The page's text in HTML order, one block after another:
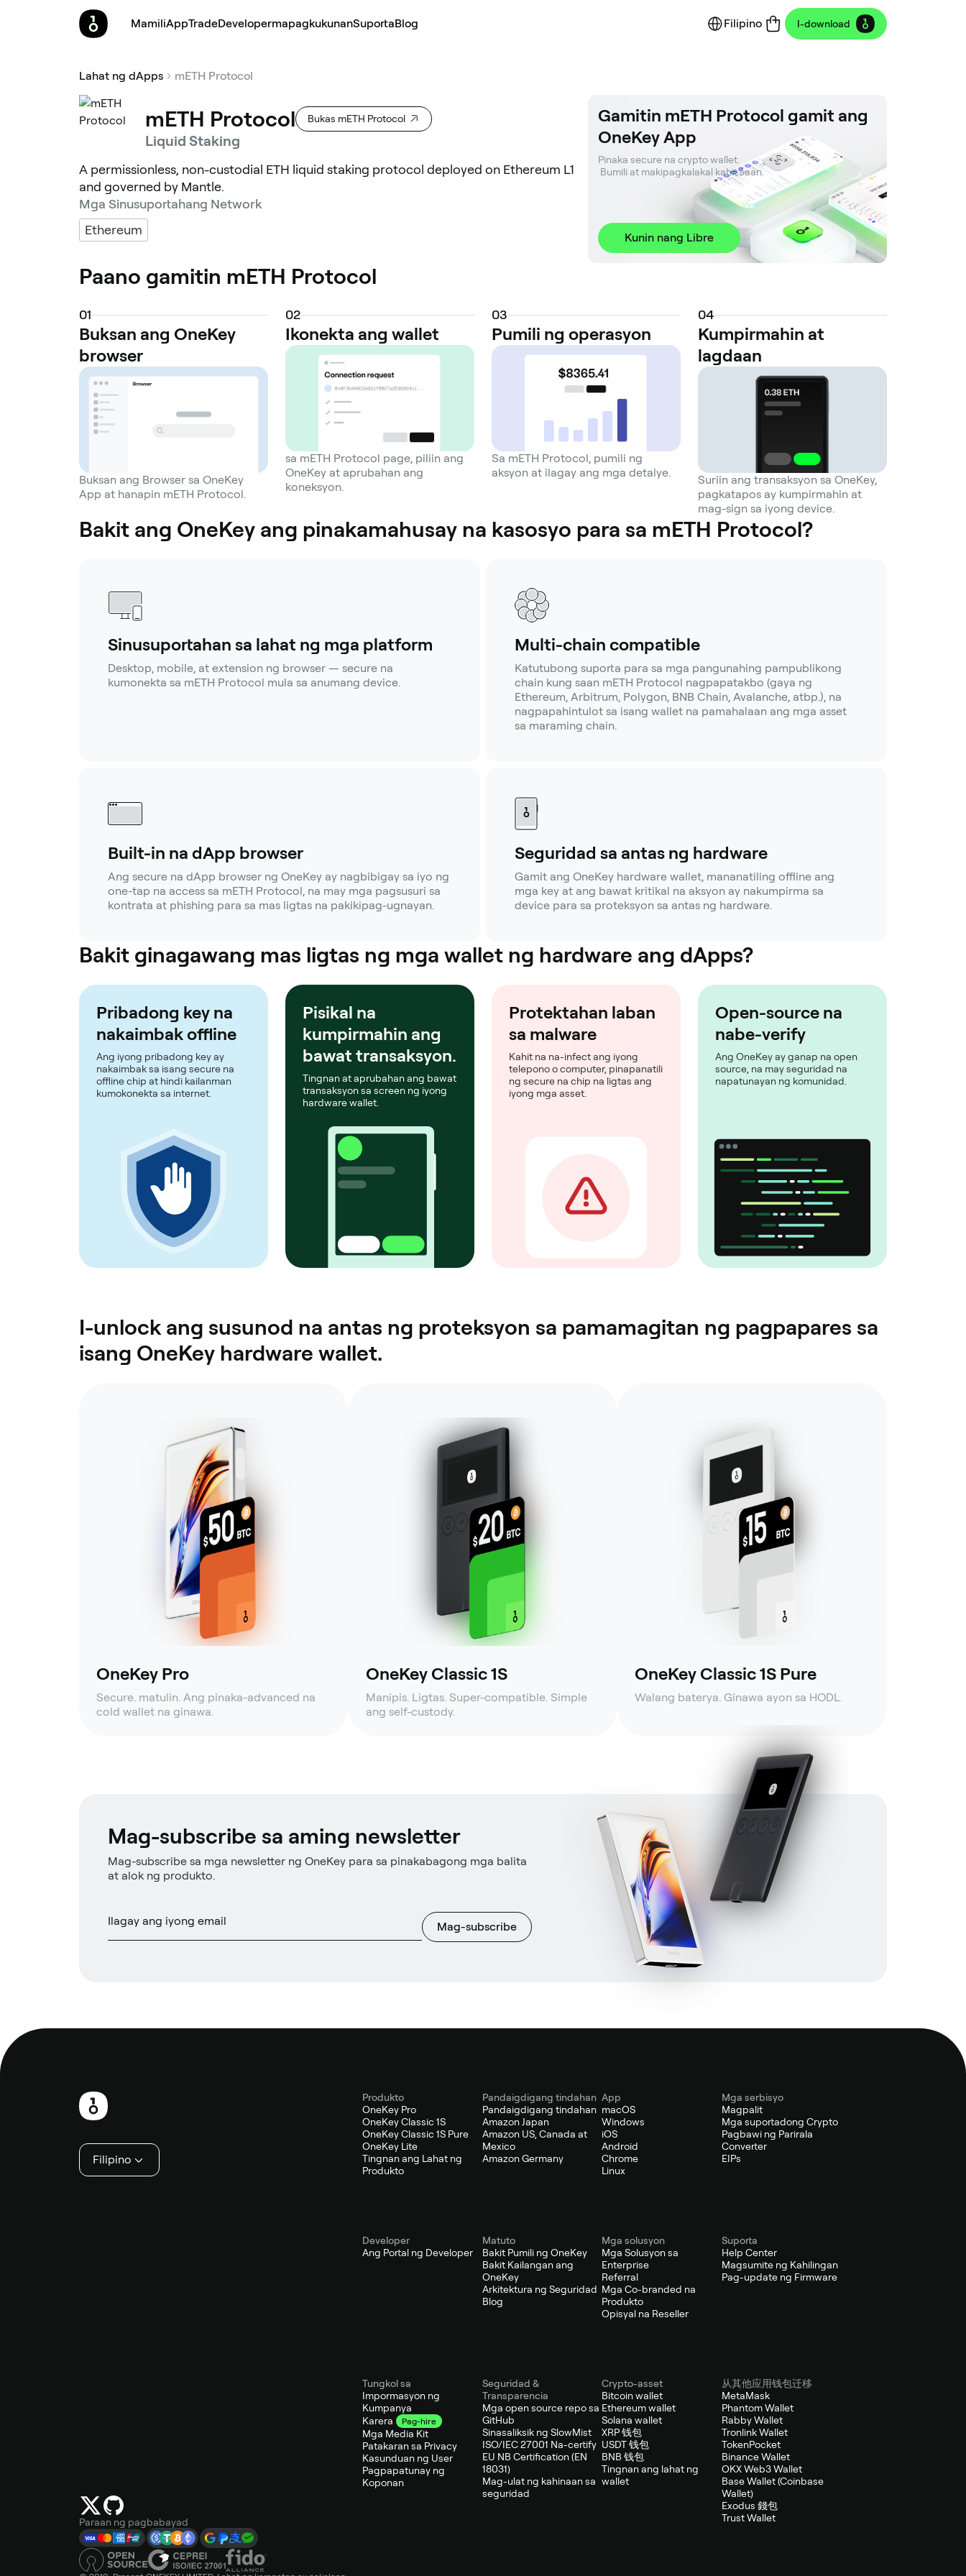
MamiliAppTradeDevelopermapagkukunanSuportaBlog Filipino I-download
Lahat ng dApps mETH Protocol
mETH Protocol Bukas mETH Protocol
Liquid Staking
A permissionless, non-custodial ETH liquid staking protocol deployed on Ethereum L1
and governed by Mantle.
Mga Sinusuportahang Network
Ethereum
Gamitin mETH Protocol gamit ang
OneKey App
Pinaka secure na crypto wallet.
Bumili at makipagkalakal kahit saan.
Kunin nang Libre
Paano gamitin mETH Protocol
01
Buksan ang OneKey
browser
Buksan ang Browser sa OneKey
App at hanapin mETH Protocol.
02
Ikonekta ang wallet
sa mETH Protocol page, piliin ang
OneKey at aprubahan ang
koneksyon.
03
Pumili ng operasyon
Sa mETH Protocol, pumili ng
aksyon at ilagay ang mga detalye.
04
Kumpirmahin at
lagdaan
Suriin ang transaksyon sa OneKey,
pagkatapos ay kumpirmahin at
mag-sign sa iyong device.
Bakit ang OneKey ang pinakamahusay na kasosyo para sa mETH Protocol?
Sinusuportahan sa lahat ng mga platform
Desktop, mobile, at extension ng browser — secure na
kumonekta sa mETH Protocol mula sa anumang device.
Multi-chain compatible
Katutubong suporta para sa mga pangunahing pampublikong
chain kung saan mETH Protocol nagpapatakbo (gaya ng
Ethereum, Arbitrum, Polygon, BNB Chain, Avalanche, atbp.), na
nagpapahintulot sa isang wallet na pamahalaan ang mga asset
sa maraming chain.
Built-in na dApp browser
Ang secure na dApp browser ng OneKey ay nagbibigay sa iyo ng
one-tap na access sa mETH Protocol, na may mga pagsusuri sa
kontrata at phishing para sa mas ligtas na pakikipag-ugnayan.
Seguridad sa antas ng hardware
Gamit ang OneKey hardware wallet, mananatiling offline ang
mga key at ang bawat kritikal na aksyon ay nakumpirma sa
device para sa proteksyon sa antas ng hardware.
Bakit ginagawang mas ligtas ng mga wallet ng hardware ang dApps?
Pribadong key na
nakaimbak offline
Ang iyong pribadong key ay
nakaimbak sa isang secure na
offline chip at hindi kailanman
kumokonekta sa internet.
Pisikal na
kumpirmahin ang
bawat transaksyon.
Tingnan at aprubahan ang bawat
transaksyon sa screen ng iyong
hardware wallet.
Protektahan laban
sa malware
Kahit na na-infect ang iyong
telepono o computer, pinapanatili
ng secure na chip na ligtas ang
iyong mga asset.
Open-source na
nabe-verify
Ang OneKey ay ganap na open
source, na may seguridad na
napatunayan ng komunidad.
I-unlock ang susunod na antas ng proteksyon sa pamamagitan ng pagpapares sa
isang OneKey hardware wallet.
OneKey Pro
Secure. matulin. Ang pinaka-advanced na
cold wallet na ginawa.
OneKey Classic 1S
Manipis. Ligtas. Super-compatible. Simple
ang self-custody.
OneKey Classic 1S Pure
Walang baterya. Ginawa ayon sa HODL.
Mag-subscribe sa aming newsletter
Mag-subscribe sa mga newsletter ng OneKey para sa pinakabagong mga balita
at alok ng produkto.
Mag-subscribe
Filipino
Paraan ng pagbabayad
Produkto
OneKey Pro
OneKey Classic 1S
OneKey Classic 1S Pure
OneKey Lite
Tingnan ang Lahat ng
Produkto
Pandaigdigang tindahan
Pandaigdigang tindahan
Amazon Japan
Amazon US, Canada at
Mexico
Amazon Germany
App
macOS
Windows
iOS
Android
Chrome
Linux
Mga serbisyo
Magpalit
Mga suportadong Crypto
Pagbawi ng Parirala
Converter
EIPs
Developer
Ang Portal ng Developer
Matuto
Bakit Pumili ng OneKey
Bakit Kailangan ang
OneKey
Arkitektura ng Seguridad
Blog
Mga solusyon
Mga Solusyon sa
Enterprise
Referral
Mga Co-branded na
Produkto
Opisyal na Reseller
Suporta
Help Center
Magsumite ng Kahilingan
Pag-update ng Firmware
Tungkol sa
Impormasyon ng
Kumpanya
Karera
Pag-hire
Mga Media Kit
Patakaran sa Privacy
Kasunduan ng User
Pagpapatunay ng
Koponan
Seguridad &
Transparencia
Mga open source repo sa
GitHub
Sinasaliksik ng SlowMist
ISO/IEC 27001 Na-certify
EU NB Certification (EN
18031)
Mag-ulat ng kahinaan sa
seguridad
Crypto-asset
Bitcoin wallet
Ethereum wallet
Solana wallet
XRP 钱包
USDT 钱包
BNB 钱包
Tingnan ang lahat ng
wallet
从其他应用钱包迁移
MetaMask
Phantom Wallet
Rabby Wallet
Tronlink Wallet
TokenPocket
Binance Wallet
OKX Web3 Wallet
Base Wallet (Coinbase
Wallet)
Exodus 錢包
Trust Wallet